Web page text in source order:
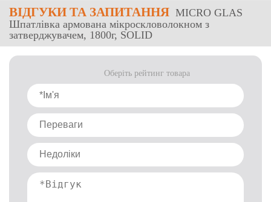
ВІДГУКИ ТА ЗАПИТАННЯ MICRO GLAS
Шпатлівка армована мікроскловолокном з
затверджувачем, 1800г, SOLID
Оберіть рейтинг товара